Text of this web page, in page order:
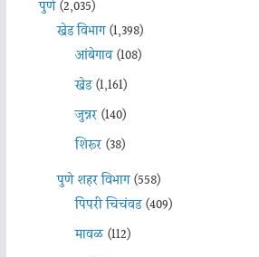
पुणे(2,035)
खेड विभाग(1,398)
आंबेगाव(108)
खेड(1,161)
जुन्नर(140)
शिरूर(38)
पुणे शहर विभाग(558)
पिंपरी चिचंवड(409)
मावळ(112)